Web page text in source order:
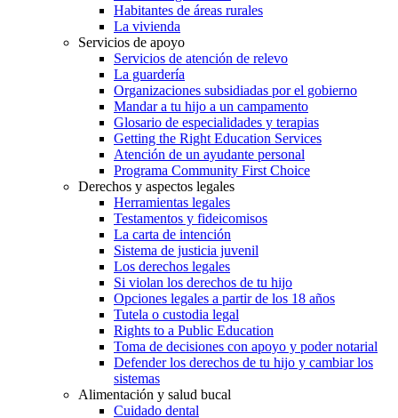
Habitantes de áreas rurales
La vivienda
Servicios de apoyo
Servicios de atención de relevo
La guardería
Organizaciones subsidiadas por el gobierno
Mandar a tu hijo a un campamento
Glosario de especialidades y terapias
Getting the Right Education Services
Atención de un ayudante personal
Programa Community First Choice
Derechos y aspectos legales
Herramientas legales
Testamentos y fideicomisos
La carta de intención
Sistema de justicia juvenil
Los derechos legales
Si violan los derechos de tu hijo
Opciones legales a partir de los 18 años
Tutela o custodia legal
Rights to a Public Education
Toma de decisiones con apoyo y poder notarial
Defender los derechos de tu hijo y cambiar los
sistemas
Alimentación y salud bucal
Cuidado dental